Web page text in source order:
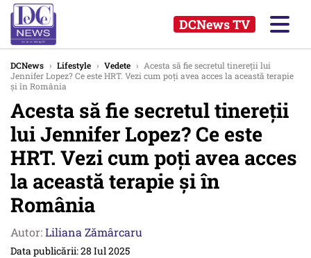
DCNews TV
DCNews › Lifestyle › Vedete › Acesta să fie secretul tinereții lui
Jennifer Lopez? Ce este HRT. Vezi cum poți avea acces la această terapie
și în România
Acesta să fie secretul tinereții
lui Jennifer Lopez? Ce este
HRT. Vezi cum poți avea acces
la această terapie și în
România
Autor:Liliana Zămârcaru
Data publicării: 28 Iul 2025